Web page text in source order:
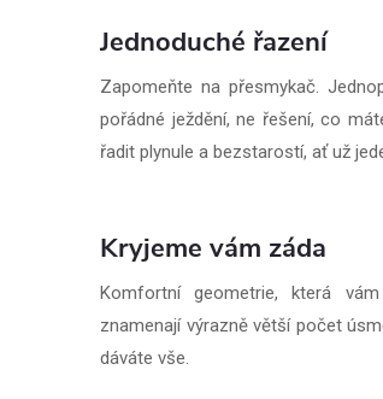
Jednoduché řazení
Zapomeňte na přesmykač.
pořádné ježdění, ne řešení, co
řadit plynule a bezstarostí, ať už
Kryjeme vám záda
Komfortní geometrie, která
znamenají výrazně větší počet
dáváte vše.